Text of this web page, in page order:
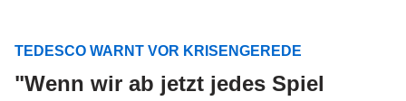
TEDESCO WARNT VOR KRISENGEREDE
"Wenn wir ab jetzt jedes Spiel